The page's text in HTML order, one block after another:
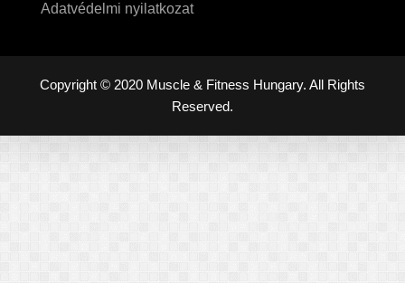
Adatvédelmi nyilatkozat
Copyright © 2020 Muscle & Fitness Hungary. All Rights
Reserved.